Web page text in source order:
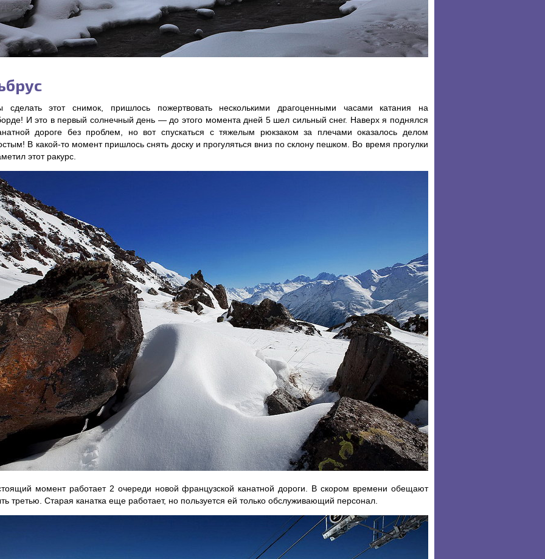
сделать этот снимок, пришлось пожертвовать несколькими драгоценными часами катания на
И это в первый солнечный день — до этого момента дней 5 шел сильный снег. Наверх я поднялся
дороге без проблем, но вот спускаться с тяжелым рюкзаком за плечами оказалось делом
В какой-то момент пришлось снять доску и прогуляться вниз по склону пешком. Во время прогулки
этот ракурс.
момент работает 2 очереди новой французской канатной дороги. В скором времени обещают
третью. Старая канатка еще работает, но пользуется ей только обслуживающий персонал.